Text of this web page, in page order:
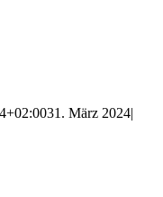
31. März 2024|